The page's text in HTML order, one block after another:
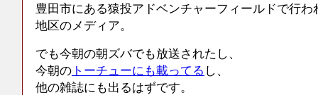
豊田市にある猿投アドベンチャーフィールドで行
地区のメディア。
でも今朝の朝ズバでも放送されたし、
今朝の トーチューにも載ってる し、
他の雑誌にも出るはずです。